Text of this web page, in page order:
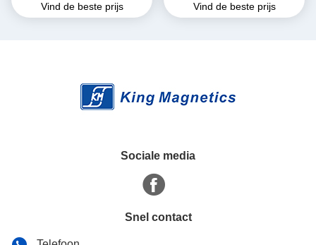
van het hoge prestaties
Vind de beste prijs
de kern van het de vormijzer
Vind de beste prijs
Sociale media
Snel contact